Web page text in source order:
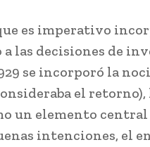
es imperativo
las decisiones de
se incorporó la
el
un elemento
intenciones, el